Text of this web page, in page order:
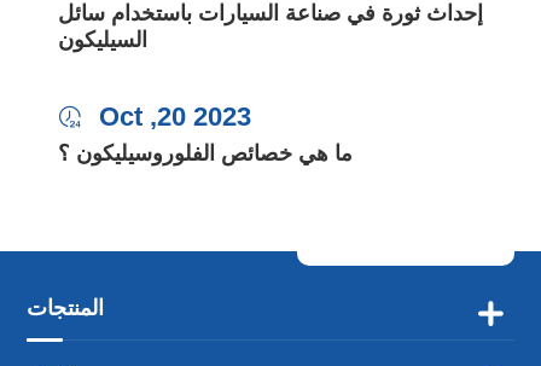
إحداث ثورة في صناعة السيارات باستخدام سائل
السيليكون
 Oct ,20 2023
ما هي خصائص الفلوروسيليكون ؟
المنتجات 